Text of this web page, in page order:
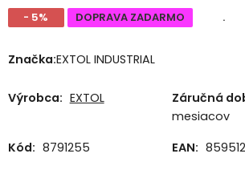
- 5% DOPRAVA ZADARMO .
Značka:EXTOL INDUSTRIAL
Výrobca: EXTOL Záručná
mesiacov
Kód: 8791255 EAN: